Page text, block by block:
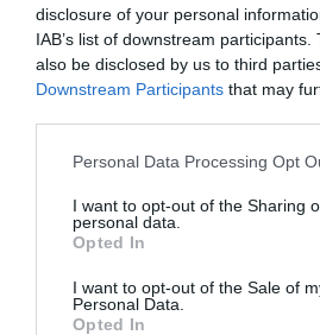
disclosure of your personal
IAB’s list of downstream
also be disclosed by us to third
Downstream Participants that may
Personal Data Processing Opt
I want to opt-out of the Sharing
personal data.
Opted In
I want to opt-out of the Sale of
Personal Data.
Opted In